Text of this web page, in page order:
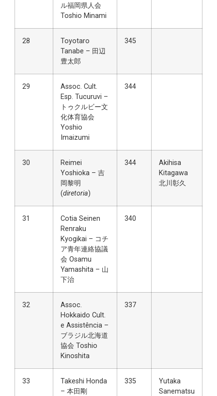
ル福岡県人会
Toshio Minami
28
Toyotaro
Tanabe – 田辺
豊太郎
345
29
Assoc. Cult.
Esp. Tucuruvi –
トゥクルビー文
化体育協会
Yoshio
Imaizumi
344
30
Reimei
Yoshioka – 吉
岡黎明
(diretoria)
344
Akihisa
Kitagawa
北川彰久
31
Cotia Seinen
Renraku
Kyogikai – コチ
ア青年連絡協議
会 Osamu
Yamashita – 山
下治
340
32
Assoc.
Hokkaido Cult.
e Assistência –
ブラジル北海道
協会 Toshio
Kinoshita
337
33
Takeshi Honda
– 本田剛
335
Yutaka
Sanematsu